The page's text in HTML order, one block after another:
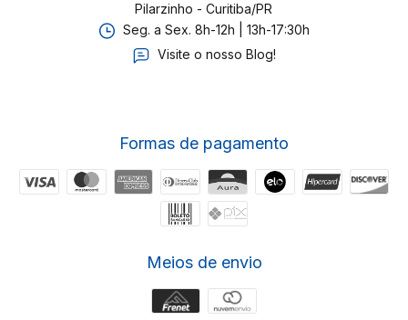
Pilarzinho - Curitiba/PR
Seg. a Sex. 8h-12h | 13h-17:30h
Visite o nosso Blog!
Formas de pagamento
Meios de envio